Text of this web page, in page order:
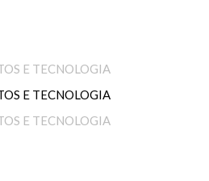
E TECNOLOGIA
E TECNOLOGIA
E TECNOLOGIA